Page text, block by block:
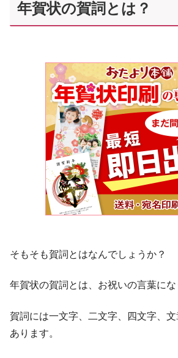
年賀状の賀詞とは？
そもそも賀詞とはなんでしょうか？
年賀状の賀詞とは、お祝いの言葉にな
賀詞には一文字、二文字、四文字、
あります。